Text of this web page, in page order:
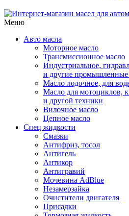
Меню
Авто масла
Моторное масло
Трансмиссионное масло
Индустриальное,
и другие промышленные
Масло лодочное, для
Масло для мотоциклов,
и другой техники
Вилочное масло
Цепное масло
Спец жидкости
Смазки
Антифриз, тосол
Антигель
Антикор
Антигравий
Мочевина AdBlue
Незамерзайка
Очистители двигателя
Присадки